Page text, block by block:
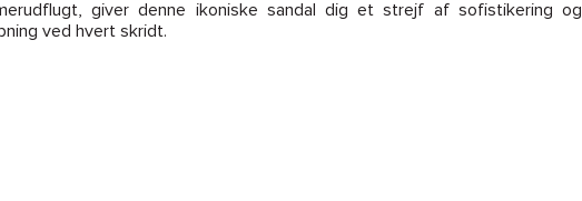
giver denne ikoniske sandal dig et strejf af sofistikering og
ved hvert skridt.